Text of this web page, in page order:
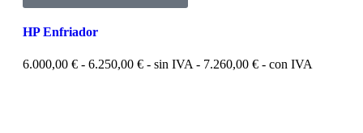
HP Enfriador
6.000,00 € - 6.250,00 € - sin IVA - 7.260,00 € - con IVA